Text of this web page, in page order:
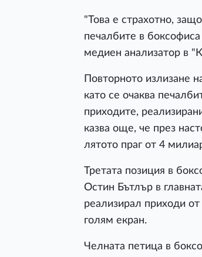
"Това е страхотно,
печалбите в
медиен анализатор в
Повторното излизане
като се очаква
приходите,
казва още, че през
лятото праг от 4
Третата позиция в
Остин Бътлър в
реализирал приходи
голям екран.
Челната петица в